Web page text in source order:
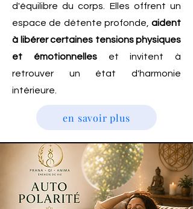
d'équilibre du corps. Elles offrent un
espace de détente profonde, aident
à libérer certaines tensions physiques
et émotionnelleset invitent à
retrouver un état d'harmonie
intérieure.
en savoir plus